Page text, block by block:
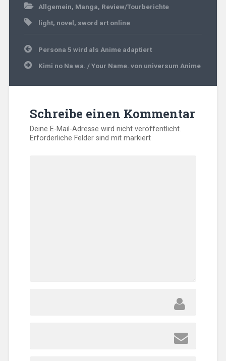
Allgemein, Manga, Review/Tourberichte
light, novel, sword art online
Beitragsnavigation
Persona 5 wird als Anime adaptiert
Kimi no Na wa. / Your Name. von universum Anime
Schreibe einen Kommentar
Deine E-Mail-Adresse wird nicht veröffentlicht.
Erforderliche Felder sind mitmarkiert